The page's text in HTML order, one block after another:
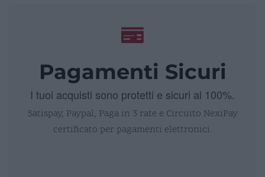
Pagamenti Sicuri
I tuoi acquisti sono protetti e sicuri al 100%.
Satispay, Paypal, Paga in 3 rate e Circuito NexiPay
certificato per pagamenti elettronici.